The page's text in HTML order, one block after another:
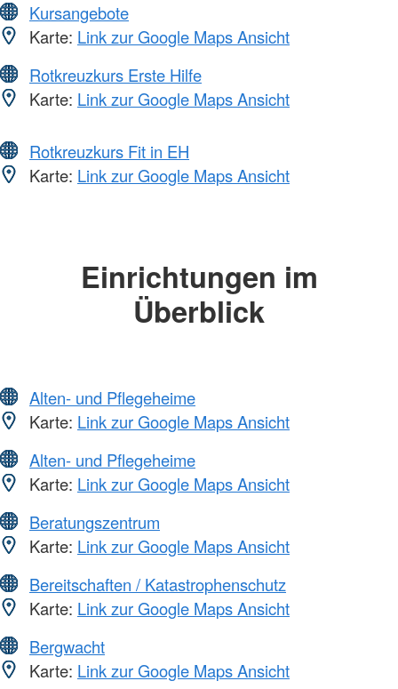
Kursangebote
Karte: Link zur Google Maps Ansicht
Rotkreuzkurs Erste Hilfe
Karte: Link zur Google Maps Ansicht
Rotkreuzkurs Fit in EH
Karte: Link zur Google Maps Ansicht
Einrichtungen im
Überblick
Alten- und Pflegeheime
Karte: Link zur Google Maps Ansicht
Alten- und Pflegeheime
Karte: Link zur Google Maps Ansicht
Beratungszentrum
Karte: Link zur Google Maps Ansicht
Bereitschaften / Katastrophenschutz
Karte: Link zur Google Maps Ansicht
Bergwacht
Karte: Link zur Google Maps Ansicht